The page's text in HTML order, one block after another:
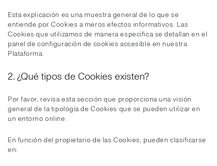
Esta explicación es una muestra general de lo que se
entiende por Cookies a meros efectos informativos. Las
Cookies que utilizamos de manera específica se detallan en el
panel de configuración de cookies accesible en nuestra
Plataforma.
2. ¿Qué tipos de Cookies existen?
Por favor, revisa esta sección que proporciona una visión
general de la tipología de Cookies que se pueden utilizar en
un entorno online.
En función del propietario de las Cookies, pueden clasificarse
en: